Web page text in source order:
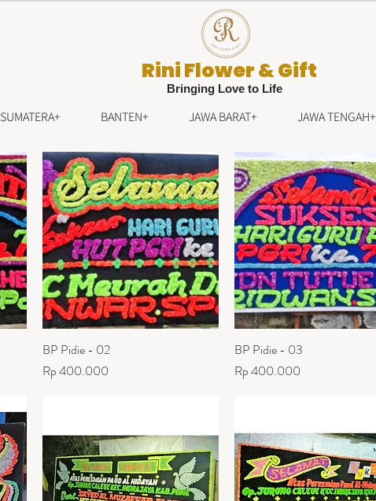
Rini Flower & Gift
Bringing Love to Life
SUMATERA+ BANTEN+ JAWA BARAT+ JAWA TENGAH+
Tampilan Cepat
BP Pidie - 02
Harga
Rp 400.000
Tampilan Cepat
BP Pidie - 03
Harga
Rp 400.000